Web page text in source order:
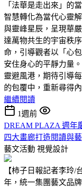
「法華是走出來」的
智慧轉化為當代心靈
與靈峰星辰，呈現華
達萬物共生的宇宙秩
命，引導觀者以「心
安住身心的平靜力量
靈避風港，期待引導
的包覆中，重新尋得
繼續閱讀
1週前
DREAM PLAZA 週年
四大畫廊打造閱讀與
藝文活動 視覺設計
【柿子日報記者李玲
年，統一集團藝文品